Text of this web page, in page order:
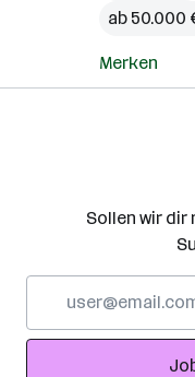
ab 50.000
Merken
Sollen wir dir
Adresse